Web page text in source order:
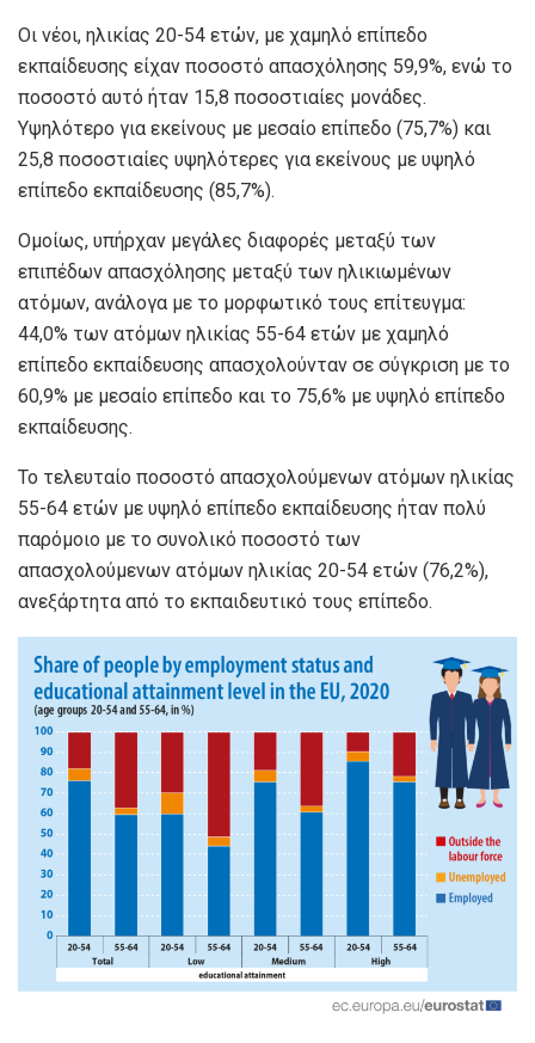
Οι νέοι, ηλικίας 20-54 ετών, με χαμηλό επίπεδο
εκπαίδευσης είχαν ποσοστό απασχόλησης 59,9%, ενώ το
ποσοστό αυτό ήταν 15,8 ποσοστιαίες μονάδες.
Υψηλότερο για εκείνους με μεσαίο επίπεδο (75,7%) και
25,8 ποσοστιαίες υψηλότερες για εκείνους με υψηλό
επίπεδο εκπαίδευσης (85,7%).
Ομοίως, υπήρχαν μεγάλες διαφορές μεταξύ των
επιπέδων απασχόλησης μεταξύ των ηλικιωμένων
ατόμων, ανάλογα με το μορφωτικό τους επίτευγμα:
44,0% των ατόμων ηλικίας 55-64 ετών με χαμηλό
επίπεδο εκπαίδευσης απασχολούνταν σε σύγκριση με το
60,9% με μεσαίο επίπεδο και το 75,6% με υψηλό επίπεδο
εκπαίδευσης.
Το τελευταίο ποσοστό απασχολούμενων ατόμων ηλικίας
55-64 ετών με υψηλό επίπεδο εκπαίδευσης ήταν πολύ
παρόμοιο με το συνολικό ποσοστό των
απασχολούμενων ατόμων ηλικίας 20-54 ετών (76,2%),
ανεξάρτητα από το εκπαιδευτικό τους επίπεδο.